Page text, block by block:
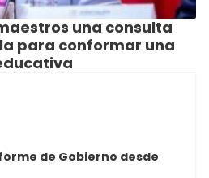
una consulta
para conformar una
de Gobierno desde